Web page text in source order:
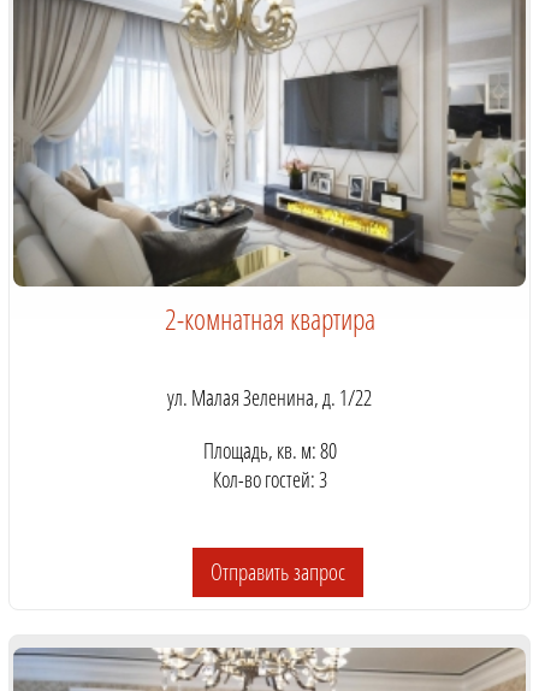
2-комнатная квартира
ул. Малая Зеленина, д. 1/22
Площадь, кв. м: 80
Кол-во гостей: 3
Отправить запрос